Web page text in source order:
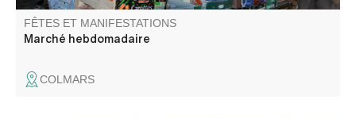
FÊTES ET MANIFESTATIONS
Marché hebdomadaire
COLMARS